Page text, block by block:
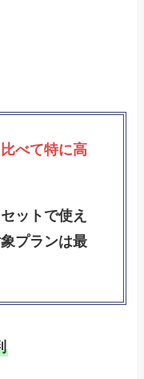
べて特に高
ットで使え
プランは最